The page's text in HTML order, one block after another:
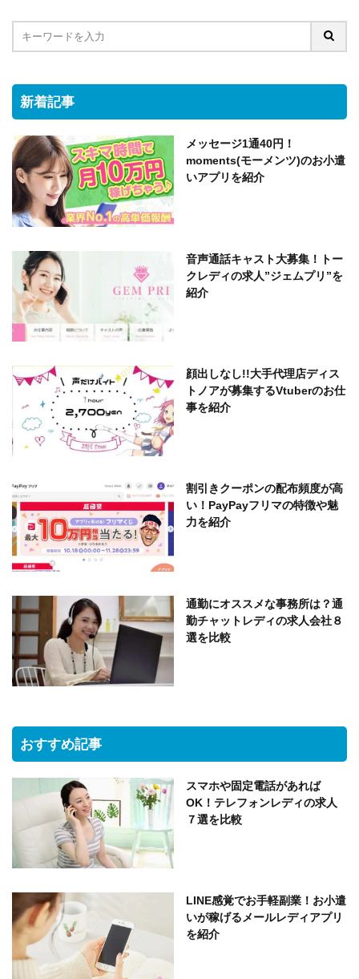
新着記事
メッセージ1通40円！
moments(モーメンツ)のお小遣
いアプリを紹介
音声通話キャスト大募集！トー
クレディの求人”ジェムプリ”を
紹介
顔出しなし!!大手代理店ディス
トノアが募集するVtuberのお仕
事を紹介
割引きクーポンの配布頻度が高
い！PayPayフリマの特徴や魅
力を紹介
通勤にオススメな事務所は？通
勤チャットレディの求人会社８
選を比較
おすすめ記事
スマホや固定電話があれば
OK！テレフォンレディの求人
７選を比較
LINE感覚でお手軽副業！お小遣
いが稼げるメールレディアプリ
を紹介